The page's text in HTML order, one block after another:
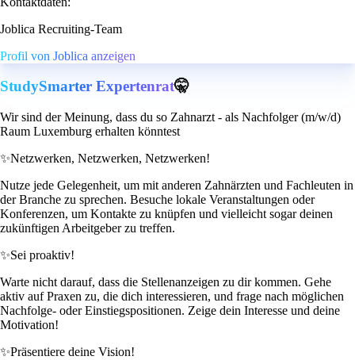
Joblica Recruiting-Team
Profil von Joblica anzeigen
StudySmarter Expertenrat🤫
Wir sind der Meinung, dass du so Zahnarzt - als Nachfolger (m/w/d)
Raum Luxemburg erhalten könntest
✨Netzwerken, Netzwerken, Netzwerken!
Nutze jede Gelegenheit, um mit anderen Zahnärzten und Fachleuten in
der Branche zu sprechen. Besuche lokale Veranstaltungen oder
Konferenzen, um Kontakte zu knüpfen und vielleicht sogar deinen
zukünftigen Arbeitgeber zu treffen.
✨Sei proaktiv!
Warte nicht darauf, dass die Stellenanzeigen zu dir kommen. Gehe
aktiv auf Praxen zu, die dich interessieren, und frage nach möglichen
Nachfolge- oder Einstiegspositionen. Zeige dein Interesse und deine
Motivation!
✨Präsentiere deine Vision!